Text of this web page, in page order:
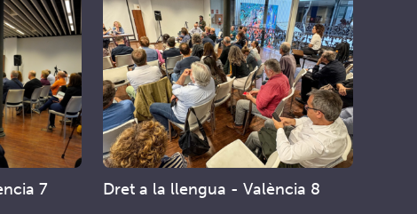
7 Dret a la llengua - València 8